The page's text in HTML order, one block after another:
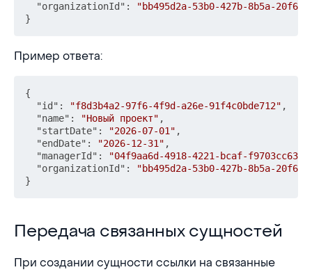
"organizationId" :
"bb495d2a-53b0-427b-8b5a-
}
Пример ответа:
{
"id" : "f8d3b4a2-97f6-4f9d-a26e-91f4c0bde712" ,
"name" : "Новый проект" ,
"startDate" : "2026-07-01" ,
"endDate" : "2026-12-31" ,
"managerId" :
"04f9aa6d-4918-4221-bcaf-
"organizationId" :
"bb495d2a-53b0-427b-8b5a-
}
Передача связанных сущностей
Передача связанных сущностей
При создании сущности ссылки на связанные